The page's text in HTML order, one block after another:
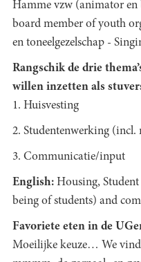
Hamme vzw (animator en
board member of youth
en toneelgezelschap -
Rangschik de drie
willen inzetten als
1. Huisvesting
2. Studentenwerking (incl.
3. Communicatie/input
English: Housing,
being of students) and
Favoriete eten in de
Moeilijke keuze… We